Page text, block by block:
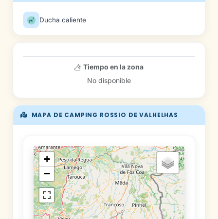
Ducha caliente
MAPA DE CAMPING ROSSIO DE VALHELHAS
+
−
Tiempo en la zona
No disponible